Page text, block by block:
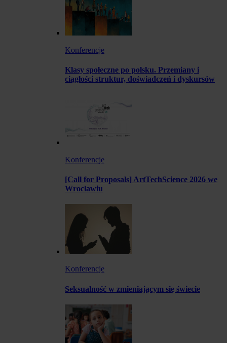
Konferencje
Klasy społeczne po polsku. Przemiany i
ciągłości struktur, doświadczeń i dyskursów
Konferencje
[Call for Proposals] ArtTechScience 2026 we
Wrocławiu
Konferencje
Seksualność w zmieniającym się świecie